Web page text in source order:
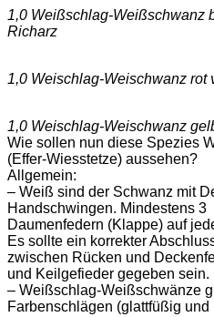
1,0 Weißschlag-Weißschwanz
Richarz
1,0 Weischlag-Weischwanz rot
1,0 Weischlag-Weischwanz
Wie sollen nun diese Spezies
(Effer-Wiesstetze) aussehen?
Allgemein:
– Weiß sind der Schwanz mit
Handschwingen. Mindestens 3
Daumenfedern (Klappe) auf
Es sollte ein korrekter
zwischen Rücken und
und Keilgefieder gegeben sein.
– Weißschlag-Weißschwänze
Farbenschlägen (glattfüßig und